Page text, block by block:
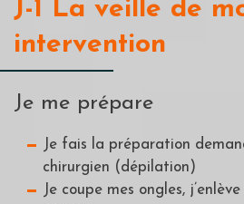
J-1 La veille de
intervention
Je me prépare
Je fais la préparation
chirurgien (dépilation)
Je coupe mes ongles,